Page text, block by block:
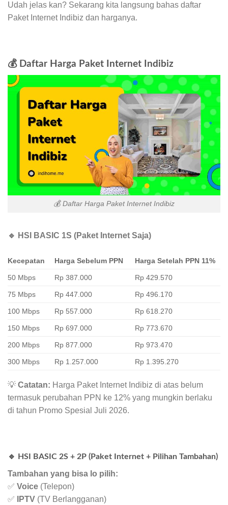
Udah jelas kan? Sekarang kita langsung bahas daftar
Paket Internet Indibiz dan harganya.
💰 Daftar Harga Paket Internet Indibiz
💰 Daftar Harga Paket Internet Indibiz
🔹 HSI BASIC 1S (Paket Internet Saja)
Kecepatan Harga Sebelum PPN Harga Setelah PPN 11%
50 Mbps Rp 387.000 Rp 429.570
75 Mbps Rp 447.000 Rp 496.170
100 Mbps Rp 557.000 Rp 618.270
150 Mbps Rp 697.000 Rp 773.670
200 Mbps Rp 877.000 Rp 973.470
300 Mbps Rp 1.257.000 Rp 1.395.270
💡 Catatan: Harga Paket Internet Indibiz di atas belum
termasuk perubahan PPN ke 12% yang mungkin berlaku
di tahun Promo Spesial Juli 2026.
🔹 HSI BASIC 2S + 2P (Paket Internet + Pilihan Tambahan)
Tambahan yang bisa lo pilih:
✅ Voice (Telepon)
✅
IPTV (TV Berlangganan)